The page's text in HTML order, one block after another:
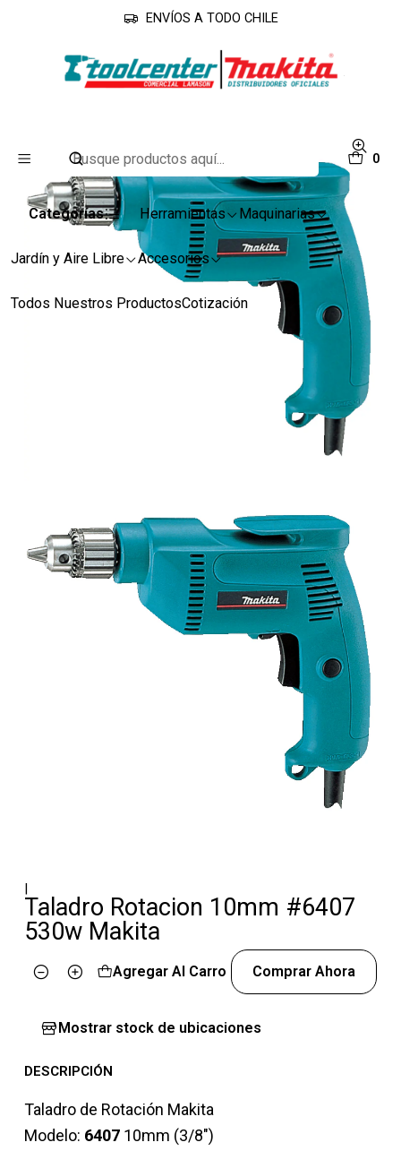
0
Categorías Herramientas Maquinarias
Jardín y Aire Libre Accesorios
Todos Nuestros ProductosCotización
ENVÍOS A TODO CHILE
Inicio Línea Industrial
Taladros
Taladro Rotacion 10mm #6407 530w Makita
|
Taladro Rotacion 10mm #6407
530w Makita
Cantidad
Agregar Al Carro Comprar Ahora
Mostrar stock de ubicaciones
DESCRIPCIÓN
Taladro de Rotación Makita
Modelo: 6407 10mm (3/8″)